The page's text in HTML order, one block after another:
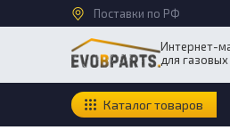
Поставки по РФ
Интернет-
для
Каталог товаров